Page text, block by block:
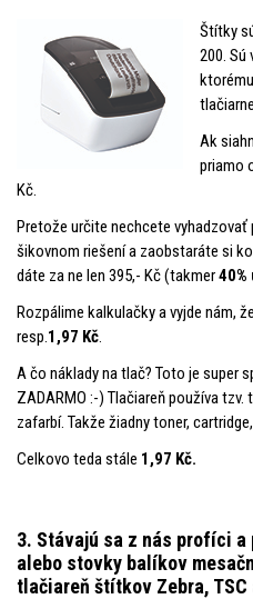
Štítky
200.
Ak
priamo
Kč.
Pretože určite nechcete
šikovnom riešení a zaobstaráte si
dáte za ne len 395,- Kč (takmer40%
Rozpálime kalkulačky a vyjde nám,
resp.1,97 Kč.
A čo náklady na tlač? Toto je super
ZADARMO :-) Tlačiareň používa
zafarbí. Takže žiadny toner,
Celkovo teda stále 1,97 Kč.
3. Stávajú sa z nás profíci
alebo stovky balíkov
tlačiareň štítkov Zebra, TSC